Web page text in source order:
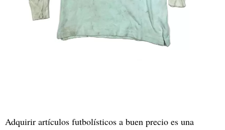
Adquirir artículos futbolísticos a buen precio es una